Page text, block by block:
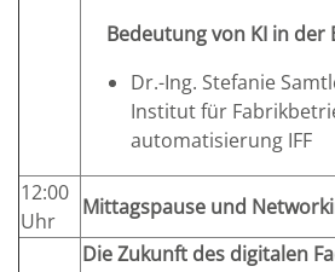
Bedeutung von KI in der
Dr.-Ing. Stefanie
Institut für
automatisierung IFF
12:00
Uhr
Mittagspause und
Die Zukunft des digitalen